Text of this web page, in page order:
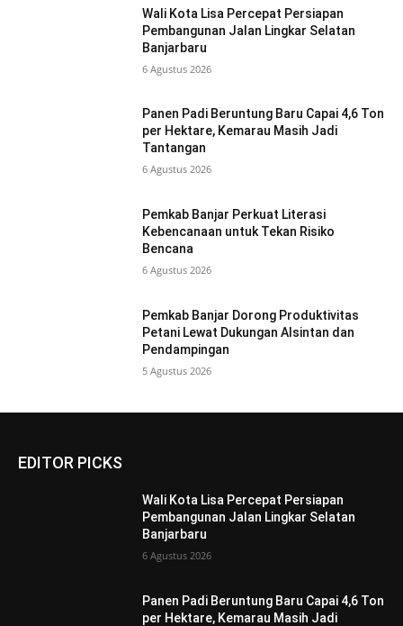
Wali Kota Lisa Percepat Persiapan
Pembangunan Jalan Lingkar Selatan
Banjarbaru
6 Agustus 2026
Panen Padi Beruntung Baru Capai 4,6 Ton
per Hektare, Kemarau Masih Jadi
Tantangan
6 Agustus 2026
Pemkab Banjar Perkuat Literasi
Kebencanaan untuk Tekan Risiko
Bencana
6 Agustus 2026
Pemkab Banjar Dorong Produktivitas
Petani Lewat Dukungan Alsintan dan
Pendampingan
5 Agustus 2026
EDITOR PICKS
Wali Kota Lisa Percepat Persiapan
Pembangunan Jalan Lingkar Selatan
Banjarbaru
6 Agustus 2026
Panen Padi Beruntung Baru Capai 4,6 Ton
per Hektare, Kemarau Masih Jadi